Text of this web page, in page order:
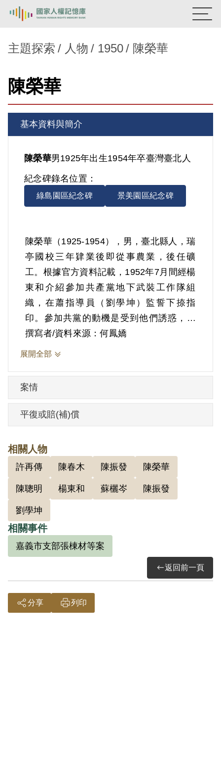
新生訓導處
主題探索
背景知識
關於我們
意見信箱
主題探索 人物 1950 陳榮華
陳榮華
基本資料與簡介
陳榮華男1925年出生1954年卒臺灣臺北人
紀念碑錄名位置：
綠島園區紀念碑 景美園區紀念碑
陳榮華（1925-1954），男，臺北縣人，瑞
亭國校三年肄業後即從事農業，後任礦
工。根據官方資料記載，1952年7月間經楊
東和介紹參加共產黨地下武裝工作隊組
織，在蕭指導員（劉學坤）監誓下捺指
印。參加共黨的動機是受到他們誘惑，以
為共產黨解放臺灣後工農可得翻身。與楊
東和、陳振發參加會議五次，接受張指導
旗幟一次，介紹陳春木加入組織，曾接濟
共黨二十多元新臺幣。
1953年2月24日經國防部保密局拘捕，時
送臺灣省保安司令部審理，8月29日經該部
以（42）安序字第3701號將之起訴，12月
28日（42）審三字第84號判決其意圖以非
法方法顛覆政府而著手實行，判處死刑、
褫奪公權終身。其全部財產除各酌留其家
屬必需生活費外，均沒收。1954年3月31日
（43）清澈字第976號核定。5月1日下午2
時30分發交臺北憲兵隊於新店安坑刑場執
行槍決。5月6日家屬獲得通知前去領回屍
體安葬。
至於沒收財產方面，保安司令部據臺北縣
撰寫者/資料來源：何鳳嬌
展開全部
案情
平復或賠(補)償
相關人物
許再傳 陳春木 陳振發 陳榮華
陳聰明 楊東和 蘇欐岑 陳振發
劉學坤
相關事件
嘉義市支部張棟材等案
返回前一頁
分享 列印